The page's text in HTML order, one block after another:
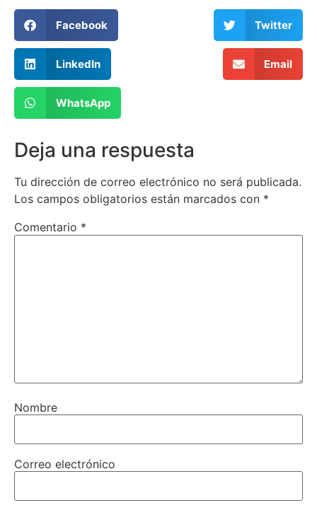
Facebook Twitter
LinkedIn Email
WhatsApp
Deja una respuesta
Tu dirección de correo electrónico no será publicada.
Los campos obligatorios están marcados con *
Comentario *
Nombre
Correo electrónico